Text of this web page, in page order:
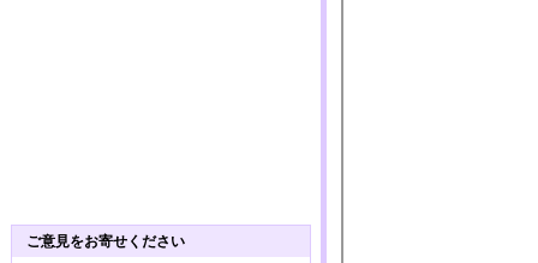
ご意見をお寄せください